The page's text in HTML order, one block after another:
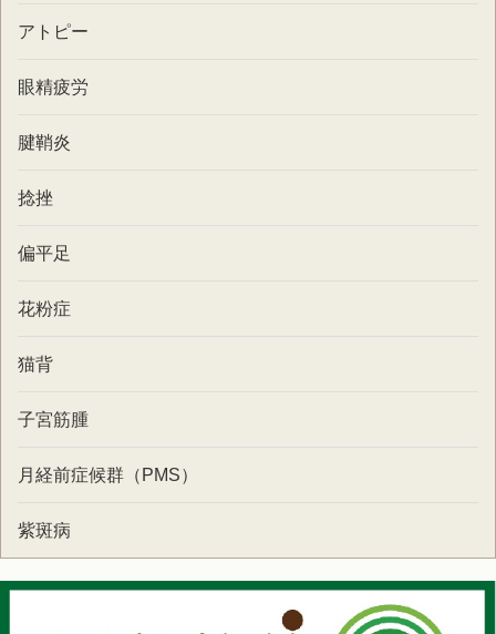
アトピー
眼精疲労
腱鞘炎
捻挫
偏平足
花粉症
猫背
子宮筋腫
月経前症候群（PMS）
紫斑病